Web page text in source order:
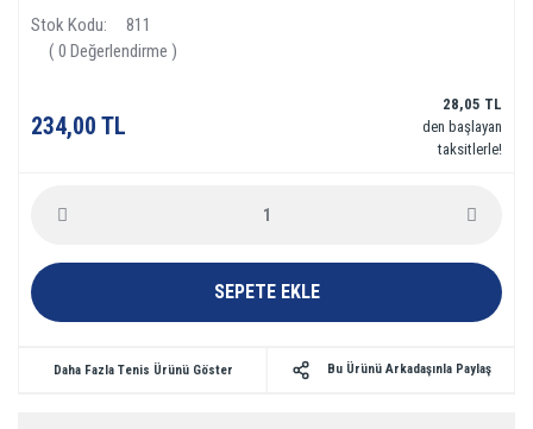
Stok Kodu
811
( 0 Değerlendirme )
234,00 TL
28,05 TL
den başlayan
taksitlerle!
SEPETE EKLE
Daha Fazla Tenis Ürünü Göster Bu Ürünü Arkadaşınla Paylaş